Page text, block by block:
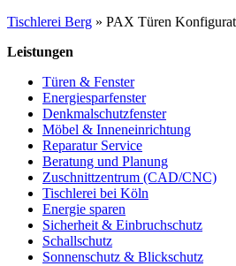
Tischlerei Berg » PAX Türen
Leistungen
Türen & Fenster
Energiesparfenster
Denkmalschutzfenster
Möbel & Inneneinrichtung
Reparatur Service
Beratung und Planung
Zuschnittzentrum (CAD/CNC)
Tischlerei bei Köln
Energie sparen
Sicherheit & Einbruchschutz
Schallschutz
Sonnenschutz & Blickschutz